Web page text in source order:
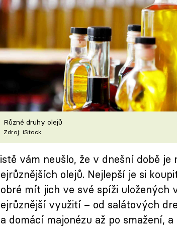
Různé druhy olejů
Zdroj: iStock
vám neušlo, že v dnešní době
olejů. Nejlepší je si
mít jich ve své spíži uložených
využití – od salátových
domácí majonézu až po smažení,